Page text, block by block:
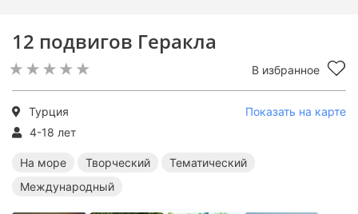
12 подвигов Геракла
В избранное
Турция
Показать на карте
4-18 лет
На море Творческий
Тематический
Международный